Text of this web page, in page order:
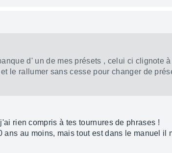
d' un de mes présets , celui ci clignote
le rallumer sans cesse pour changer de
rien compris à tes tournures de phrases !
ans au moins, mais tout est dans le manuel il